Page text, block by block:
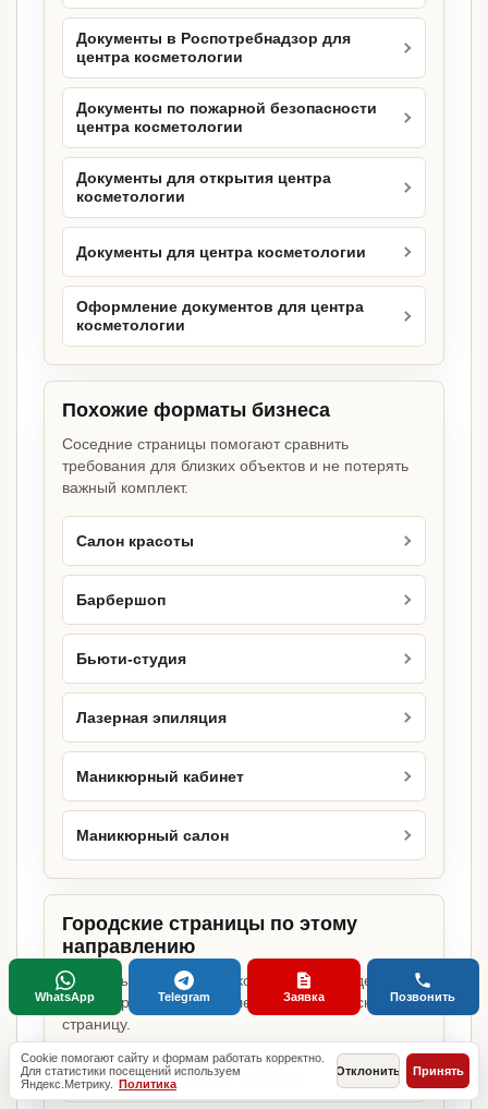
Документы в Роспотребнадзор для
центра косметологии
Документы по пожарной безопасности
центра косметологии
Документы для открытия центра
косметологии
Документы для центра косметологии
Оформление документов для центра
косметологии
Похожие форматы бизнеса
Соседние страницы помогают сравнить
требования для близких объектов и не потерять
важный комплект.
Салон красоты
Барбершоп
Бьюти-студия
Лазерная эпиляция
Маникюрный кабинет
Маникюрный салон
Городские страницы по этому
направлению
Если объект работает в конкретном городе,
можно сразу открыть релевантную городскую
страницу.
Центр косметологии в Москве
Cookie помогают сайту и формам работать корректно.
Для статистики посещений используем
Яндекс.Метрику. Политика
Отклонить Принять
WhatsApp Telegram Заявка Позвонить